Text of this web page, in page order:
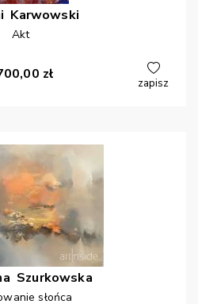
Karwowski
Akt
zł
zapisz
Szurkowska
słońca